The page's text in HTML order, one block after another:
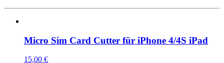
Micro Sim Card Cutter für iPhone 4/4S iPad
15,00 €